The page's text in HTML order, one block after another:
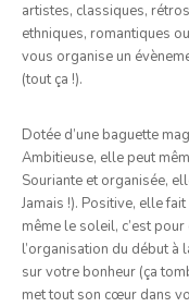
artistes, classiques,
ethniques, romantiques
vous organise un
(tout ça !).
Dotée d’une baguette
Ambitieuse, elle peut
Souriante et organisée,
Jamais !). Positive, elle
même le soleil, c’est
l’organisation du début à
sur votre bonheur (ça
met tout son cœur dans